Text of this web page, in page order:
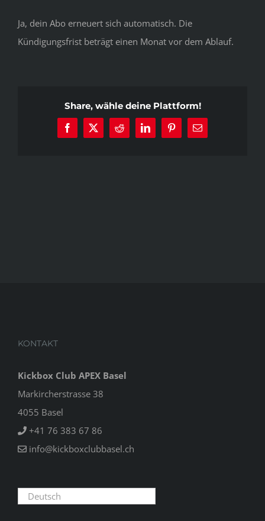
Ja, dein Abo erneuert sich automatisch. Die
Kündigungsfrist beträgt einen Monat vor dem Ablauf.
Share, wähle deine Plattform!
Facebook
X RedditLinkedInPinterest
E-
Mail
KONTAKT
Kickbox Club APEX Basel
Markircherstrasse 38
4055 Basel
+41 76 383 67 86
info@kickboxclubbasel.ch
Deutsch